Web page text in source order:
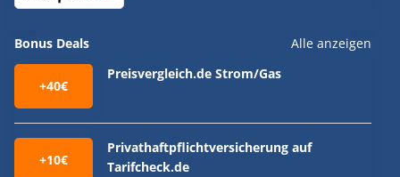
Bonus Deals Alle anzeigen
+40€
Preisvergleich.de Strom/Gas
+10€
Privathaftpflichtversicherung auf
Tarifcheck.de